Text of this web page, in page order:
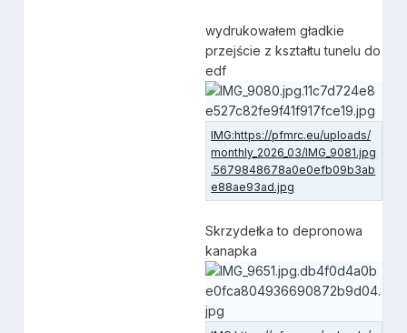
wydrukowałem gładkie
przejście z kształtu tunelu do
edf
Skrzydełka to depronowa
kanapka